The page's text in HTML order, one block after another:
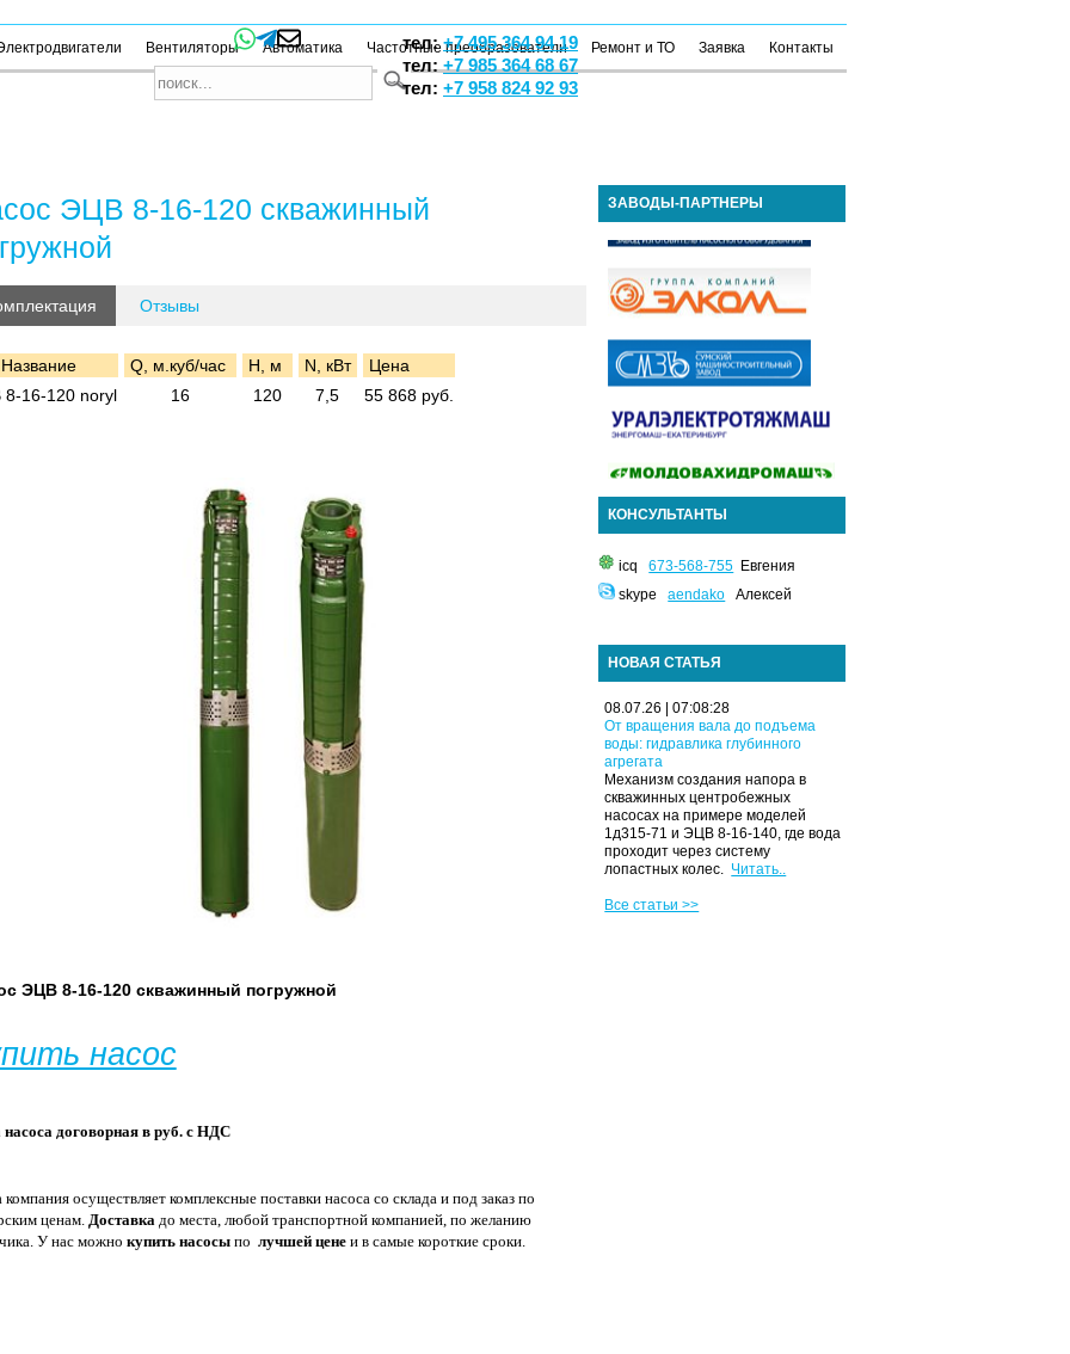
тел:+7 495 364 94 19
тел:+7 985 364 68 67
тел: +7 958 824 92 93
Вентиляторы Автоматика Частотные преобразователи Ремонт и ТО Заявка Контакты
ЭЦВ 8-16-120 скважинный
Отзывы
Название Q, м.куб/час H, м N, кВт
Цена
16-120 noryl
16 120 7,5 55 868 руб.
ЭЦВ 8-16-120 скважинный погружной
насос
договорная в руб. с НДС
осуществляет комплексные поставки насоса со склада и под заказ по
ценам. Доставкадо места, любой транспортной компанией, по желанию
У нас можно купить насосыпо лучшей цене и в самые короткие сроки.
ЗАВОДЫ-ПАРТНЕРЫ
КОНСУЛЬТАНТЫ
icq673-568-755 Евгения
skypeaendako Алексей
НОВАЯ СТАТЬЯ
08.07.26 | 07:08:28
От вращения вала до подъема
воды: гидравлика глубинного
агрегата
Механизм создания напора в
скважинных центробежных
насосах на примере моделей
1д315-71 и ЭЦВ 8-16-140, где вода
проходит через систему
лопастных колес. Читать..
Все статьи >>